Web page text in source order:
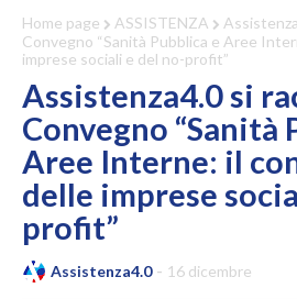
Home page ASSISTENZA
Convegno “Sanità Pubblica e Aree
imprese sociali e del no-profit”
Assistenza4.0 si
Convegno “Sanità
Aree Interne: il
delle imprese
profit”
Assistenza4.0 16 dicembre